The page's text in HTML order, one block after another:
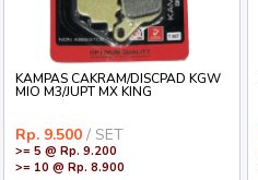
KAMPAS CAKRAM/DISCPAD KGW
MIO M3/JUPT MX KING
Rp. 9.500 / SET
>= 5 @ Rp. 9.200
>= 10 @ Rp. 8.900